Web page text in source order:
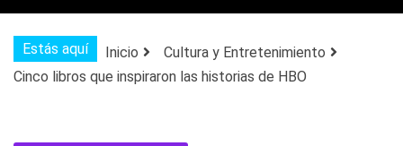
Estás aquí Inicio
Cultura y Entretenimiento
Cinco libros que inspiraron las historias de HBO